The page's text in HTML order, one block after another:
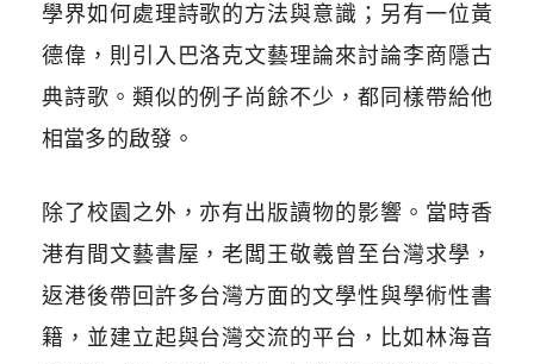
學界如何處理詩歌的方法與意識；另有一位黃
德偉，則引入巴洛克文藝理論來討論李商隱古
典詩歌。類似的例子尚餘不少，都同樣帶給他
相當多的啟發。
除了校園之外，亦有出版讀物的影響。當時香
港有間文藝書屋，老闆王敬羲曾至台灣求學，
返港後帶回許多台灣方面的文學性與學術性書
籍，並建立起與台灣交流的平台，比如林海音